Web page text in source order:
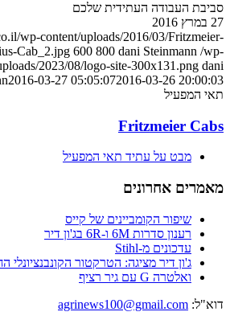
סביבת העבודה העתידית שלכם
27 במרץ 2016
wp-content/uploads/2016/03/Fritzmeier-
Cab_2.jpg 600 800 dani Steinmann /wp-
2023/08/logo-site-300x131.png dani
2016-03-27 05:05:072016-03-26 20:00:03
תאי המפעיל
Fritzmeier Cabs
מבט על עתיד תאי המפעיל
מאמרים אחרונים
שיפור הקומביינים של קייס
רענון סדרות 6M ו-6R בג'ון דיר
עדכונים מ-Stihl
ג'ון דיר מציגה: הטרקטור הקונבנציונלי
ואלטרה G עם גיר רציף
דוא"ל: agrinews100@gmail.com